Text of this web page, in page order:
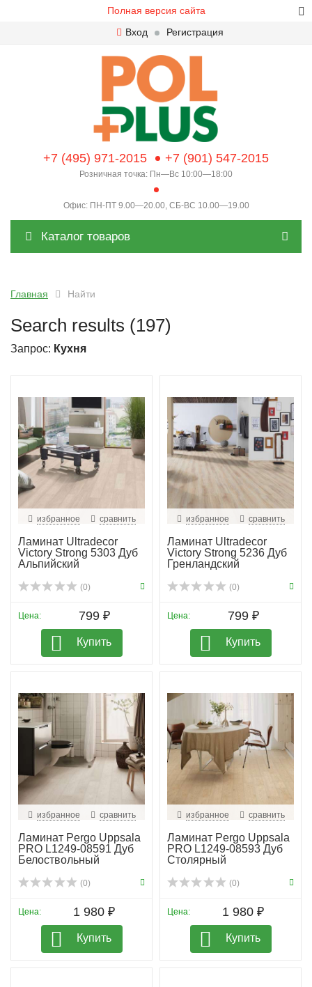
Полная версия сайта
Вход
Регистрация
+7 (495) 971-2015 +7 (901) 547-2015
Розничная точка: Пн—Вс 10:00—18:00
Офис: ПН-ПТ 9.00—20.00, СБ-ВС 10.00—19.00
Каталог товаров
Главная Найти
Search results (197)
Запрос: Кухня
избранное сравнить
Ламинат Ultradecor
Victory Strong 5303 Дуб
Альпийский
(0)
Цена: 799 ₽
Купить
избранное сравнить
Ламинат Ultradecor
Victory Strong 5236 Дуб
Гренландский
(0)
Цена: 799 ₽
Купить
избранное сравнить
Ламинат Pergo Uppsala
PRO L1249-08591 Дуб
Белоствольный
(0)
Цена: 1 980 ₽
Купить
избранное сравнить
Ламинат Pergo Uppsala
PRO L1249-08593 Дуб
Столярный
(0)
Цена: 1 980 ₽
Купить